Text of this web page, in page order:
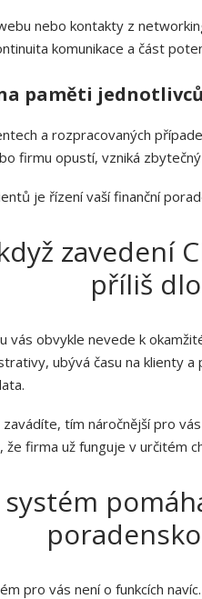
nebo kontakty z
komunikace a část
paměti jednotlivců
a rozpracovaných
firmu opustí, vzniká
je řízení vaší finanční
zavedení
příliš
vás obvykle nevede k
ubývá času na klienty
tím náročnější pro
firma už funguje v určitém
systém
pro vás není o funkcích